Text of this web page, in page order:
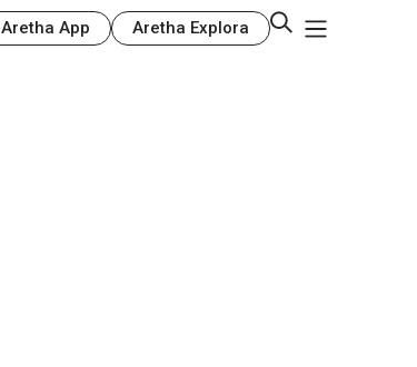
Aretha App Aretha Explora